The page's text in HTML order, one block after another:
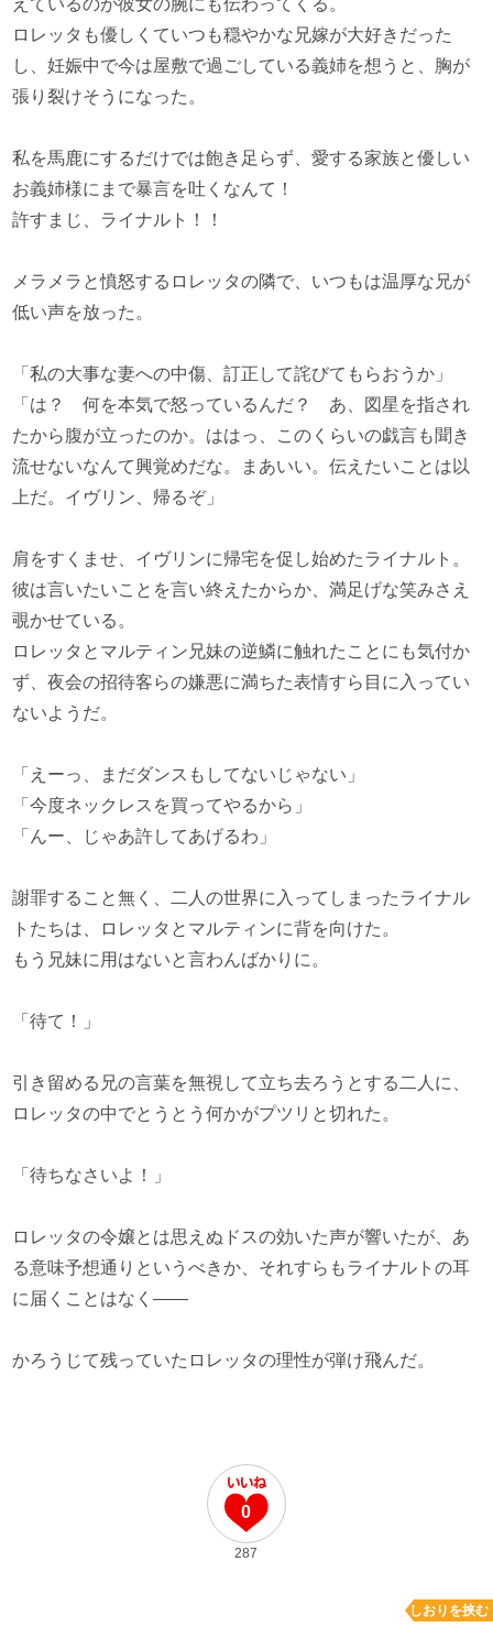
えているのが彼女の腕にも伝わってくる。
ロレッタも優しくていつも穏やかな兄嫁が大好きだった
し、妊娠中で今は屋敷で過ごしている義姉を想うと、胸が
張り裂けそうになった。
私を馬鹿にするだけでは飽き足らず、愛する家族と優しい
お義姉様にまで暴言を吐くなんて！
許すまじ、ライナルト！！
メラメラと憤怒するロレッタの隣で、いつもは温厚な兄が
低い声を放った。
「私の大事な妻への中傷、訂正して詫びてもらおうか」
「は？ 何を本気で怒っているんだ？ あ、図星を指され
たから腹が立ったのか。ははっ、このくらいの戯言も聞き
流せないなんて興覚めだな。まあいい。伝えたいことは以
上だ。イヴリン、帰るぞ」
肩をすくませ、イヴリンに帰宅を促し始めたライナルト。
彼は言いたいことを言い終えたからか、満足げな笑みさえ
覗かせている。
ロレッタとマルティン兄妹の逆鱗に触れたことにも気付か
ず、夜会の招待客らの嫌悪に満ちた表情すら目に入ってい
ないようだ。
「えーっ、まだダンスもしてないじゃない」
「今度ネックレスを買ってやるから」
「んー、じゃあ許してあげるわ」
謝罪すること無く、二人の世界に入ってしまったライナル
トたちは、ロレッタとマルティンに背を向けた。
もう兄妹に用はないと言わんばかりに。
「待て！」
引き留める兄の言葉を無視して立ち去ろうとする二人に、
ロレッタの中でとうとう何かがプツリと切れた。
「待ちなさいよ！」
ロレッタの令嬢とは思えぬドスの効いた声が響いたが、あ
る意味予想通りというべきか、それすらもライナルトの耳
に届くことはなく――
かろうじて残っていたロレッタの理性が弾け飛んだ。
0
287
しおりを挟む